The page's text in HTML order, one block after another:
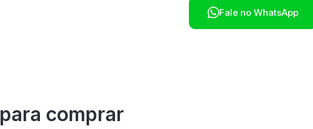
Fale no WhatsApp
para comprar